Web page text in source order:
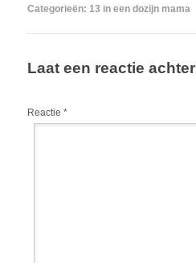
Categorieën: 13 in een dozijn mama
Laat een reactie achter
Reactie *